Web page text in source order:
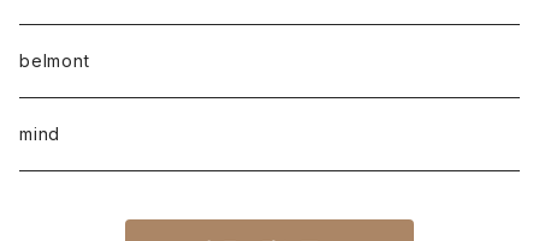
belmont
mind